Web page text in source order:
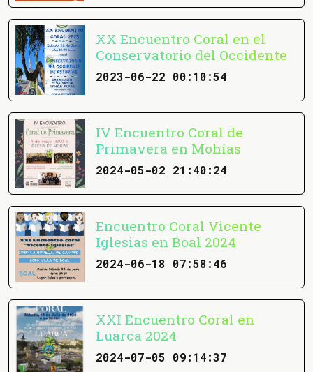
XX Encuentro Coral en el
Conservatorio del Occidente
2023-06-22 00:10:54
IV Encuentro Coral de
Primavera en Mohías
2024-05-02 21:40:24
Encuentro Coral Vicente
Iglesias en Boal 2024
2024-06-18 07:58:46
XXI Encuentro Coral en
Luarca 2024
2024-07-05 09:14:37